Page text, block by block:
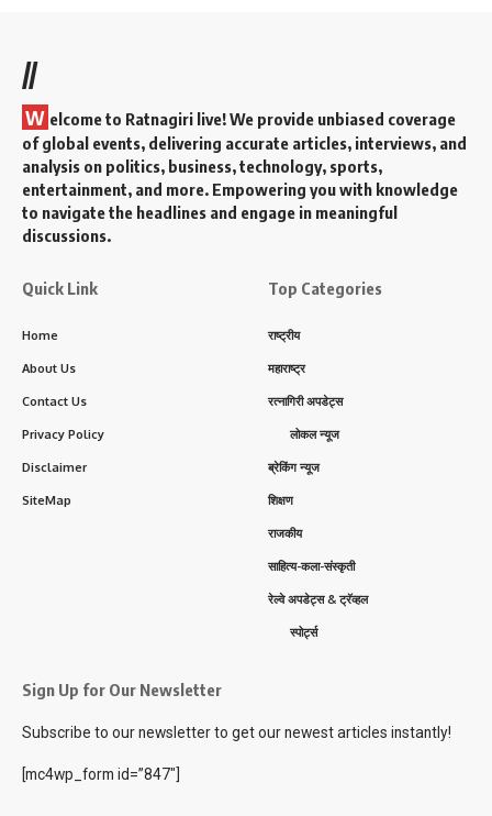
//
W elcome to Ratnagiri live! We provide unbiased coverage
of global events, delivering accurate articles, interviews, and
analysis on politics, business, technology, sports,
entertainment, and more. Empowering you with knowledge
to navigate the headlines and engage in meaningful
discussions.
Quick Link
Home
About Us
Contact Us
Privacy Policy
Disclaimer
SiteMap
Top Categories
राष्ट्रीय
महाराष्ट्र
रत्नागिरी अपडेट्स
लोकल न्यूज
ब्रेकिंग न्यूज
शिक्षण
राजकीय
साहित्य-कला-संस्कृती
रेल्वे अपडेट्स & ट्रॅव्हल
स्पोर्ट्स
Sign Up for Our Newsletter
Subscribe to our newsletter to get our newest articles instantly!
[mc4wp_form id=”847″]